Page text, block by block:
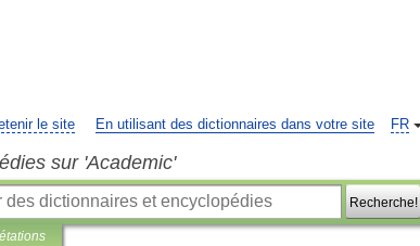
FR
le site En utilisant des dictionnaires dans votre site
sur 'Academic'
Recherche!